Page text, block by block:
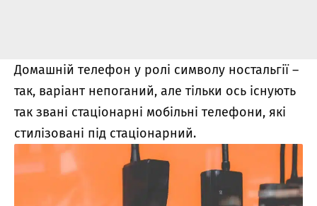
Домашній телефон у ролі символу ностальгії –
так, варіант непоганий, але тільки ось існують
так звані стаціонарні мобільні телефони, які
стилізовані під стаціонарний.